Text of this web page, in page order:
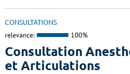
CONSULTATIONS
relevance: 100%
Consultation
et Articulations